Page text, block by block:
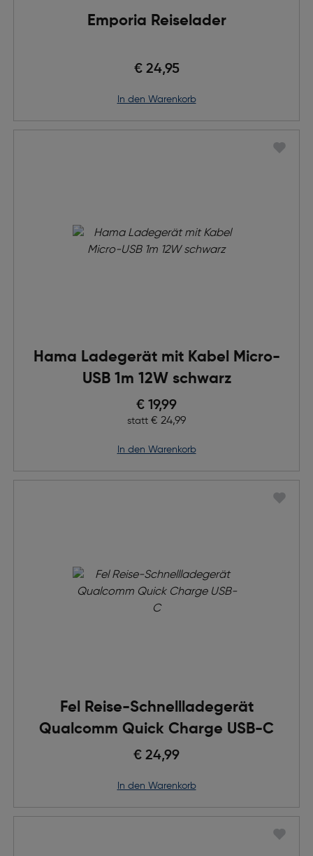
Emporia Reiselader
€ 24,95
in den Warenkorb
Hama Ladegerät mit Kabel Micro-
USB 1m 12W schwarz
Preis nach Rabatts
€ 19,99
statt Ursprünglicher Preis
€ 24,99
in den Warenkorb
Fel Reise-Schnellladegerät
Qualcomm Quick Charge USB-C
€ 24,99
in den Warenkorb